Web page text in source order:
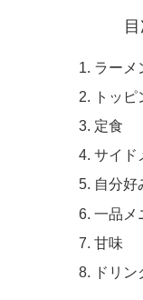
ラーメ
トッピ
定食
サイド
自分好
一品メ
甘味
ドリ